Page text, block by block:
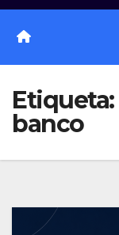
Etiqueta:
banco